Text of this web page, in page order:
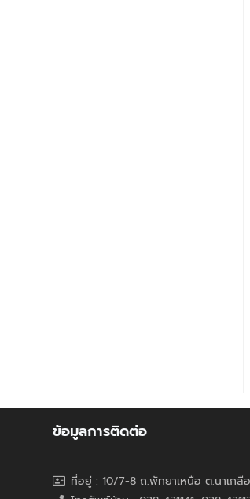
ข้อมูลการติดต่อ
ที่อยู่ : 10/7-8 ถ.พัทยาเหนือ ต.นาเกลื